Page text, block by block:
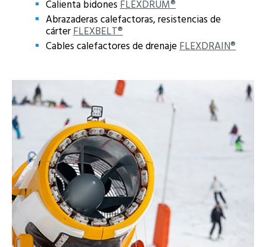
Calienta bidones FLEXDRUM®
Abrazaderas calefactoras, resistencias de
cárter FLEXBELT®
Cables calefactores de drenaje FLEXDRAIN®